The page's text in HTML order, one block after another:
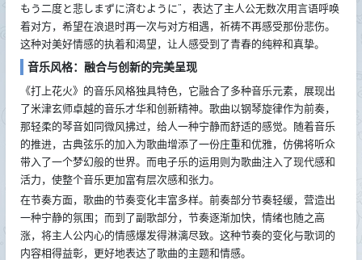
もう二度と悲しまずに済むように”，表达了主人公无数次用言语呼唤
着对方，希望在浪退时再一次与对方相遇，祈祷不再感受那份悲伤。
这种对美好情感的执着和渴望，让人感受到了青春的纯粹和真挚。
音乐风格：融合与创新的完美呈现
《打上花火》的音乐风格独具特色，它融合了多种音乐元素，展现出
了米津玄师卓越的音乐才华和创新精神。歌曲以钢琴旋律作为前奏，
那轻柔的琴音如同微风拂过，给人一种宁静而舒适的感觉。随着音乐
的推进，古典弦乐的加入为歌曲增添了一份庄重和优雅，仿佛将听众
带入了一个梦幻般的世界。而电子乐的运用则为歌曲注入了现代感和
活力，使整个音乐更加富有层次感和张力。
在节奏方面，歌曲的节奏变化丰富多样。前奏部分节奏轻缓，营造出
一种宁静的氛围；而到了副歌部分，节奏逐渐加快，情绪也随之高
涨，将主人公内心的情感爆发得淋漓尽致。这种节奏的变化与歌词的
内容相得益彰，更好地表达了歌曲的主题和情感。